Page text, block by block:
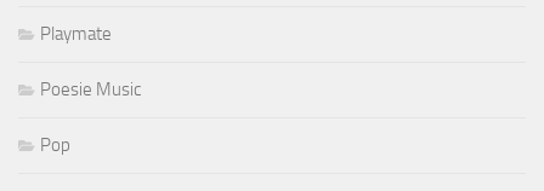
Playmate
Poesie Music
Pop